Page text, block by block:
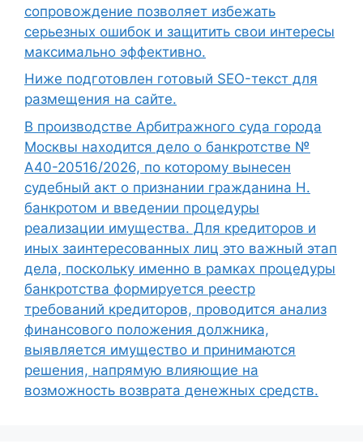
сопровождение позволяет избежать
серьезных ошибок и защитить свои интересы
максимально эффективно.
Ниже подготовлен готовый SEO-текст для
размещения на сайте.
В производстве Арбитражного суда города
Москвы находится дело о банкротстве №
А40-20516/2026, по которому вынесен
судебный акт о признании гражданина Н.
банкротом и введении процедуры
реализации имущества. Для кредиторов и
иных заинтересованных лиц это важный этап
дела, поскольку именно в рамках процедуры
банкротства формируется реестр
требований кредиторов, проводится анализ
финансового положения должника,
выявляется имущество и принимаются
решения, напрямую влияющие на
возможность возврата денежных средств.